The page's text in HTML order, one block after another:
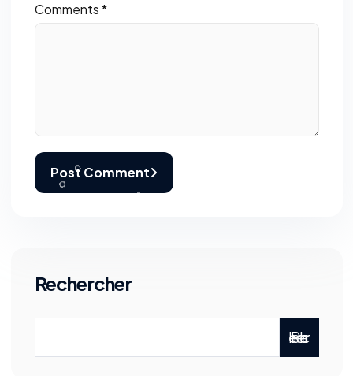
Comments *
Post Comment
Rechercher
Rechercher